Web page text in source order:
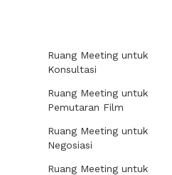
Ruang Meeting untuk
Konsultasi
Ruang Meeting untuk
Pemutaran Film
Ruang Meeting untuk
Negosiasi
Ruang Meeting untuk